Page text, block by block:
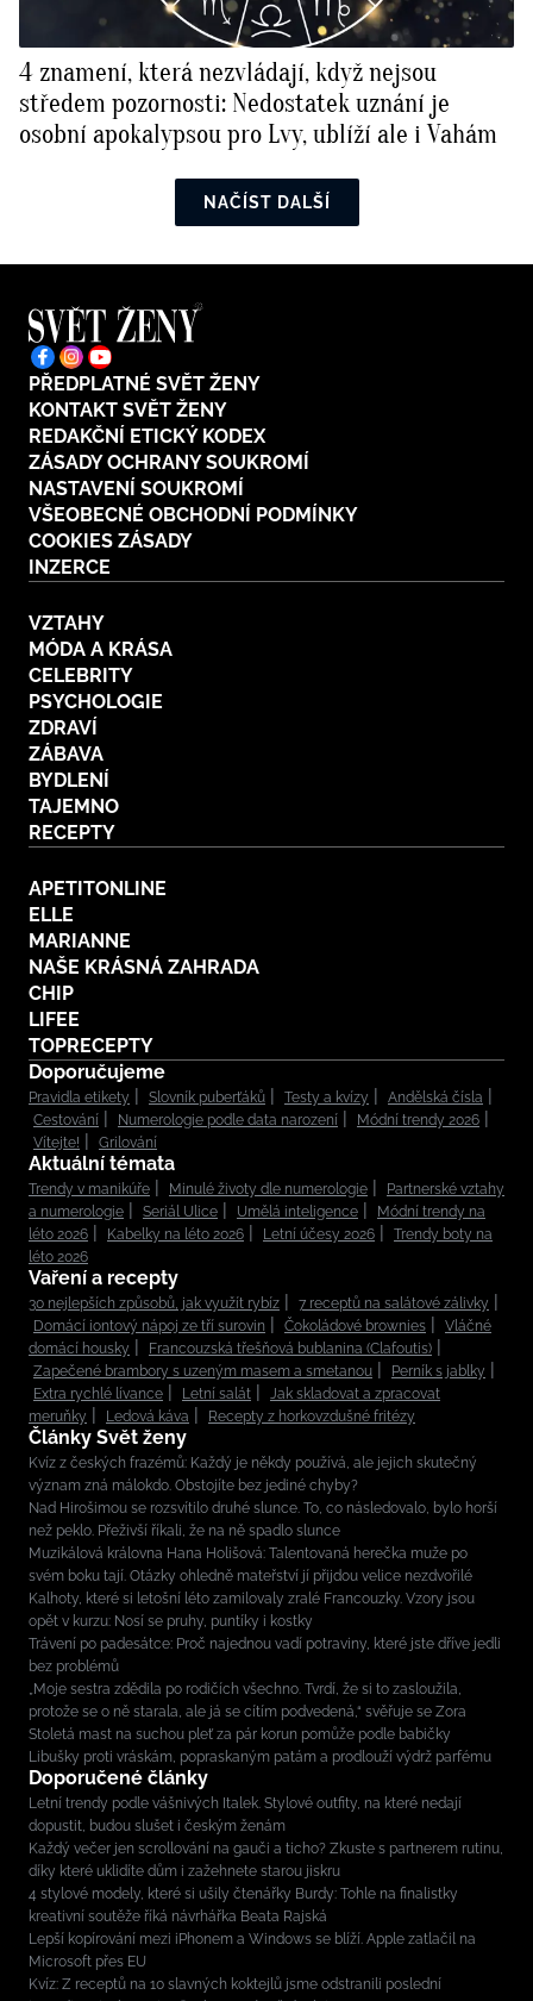
4 znamení, která nezvládají, když nejsou
středem pozornosti: Nedostatek uznání je
osobní apokalypsou pro Lvy, ublíží ale i Vahám
NAČÍST DALŠÍ
PŘEDPLATNÉ SVĚT ŽENY
KONTAKT SVĚT ŽENY
REDAKČNÍ ETICKÝ KODEX
ZÁSADY OCHRANY SOUKROMÍ
NASTAVENÍ SOUKROMÍ
VŠEOBECNÉ OBCHODNÍ PODMÍNKY
COOKIES ZÁSADY
INZERCE
VZTAHY
MÓDA A KRÁSA
CELEBRITY
PSYCHOLOGIE
ZDRAVÍ
ZÁBAVA
BYDLENÍ
TAJEMNO
RECEPTY
APETITONLINE
ELLE
MARIANNE
NAŠE KRÁSNÁ ZAHRADA
CHIP
LIFEE
TOPRECEPTY
Doporučujeme
Pravidla etikety Slovník puberťáků Testy a kvízy
Andělská čísla
Cestování
Numerologie podle data narození
Módní trendy 2026
Vítejte!
Grilování
Aktuální témata
Trendy v manikúře Minulé životy dle numerologie
Partnerské vztahy
a numerologie
Seriál Ulice Umělá inteligence
Módní trendy na
léto 2026
Kabelky na léto 2026 Letní účesy 2026
Trendy boty na
léto 2026
Vaření a recepty
30 nejlepších způsobů, jak využít rybíz
7 receptů na salátové zálivky
Domácí iontový nápoj ze tří surovin
Čokoládové brownies
Vláčné
domácí housky
Francouzská třešňová bublanina (Clafoutis)
Zapečené brambory s uzeným masem a smetanou
Perník s jablky
Extra rychlé lívance
Letní salát
Jak skladovat a zpracovat
meruňky
Ledová káva Recepty z horkovzdušné fritézy
Články Svět ženy
Kvíz z českých frazémů: Každý je někdy používá, ale jejich skutečný
význam zná málokdo. Obstojíte bez jediné chyby?
Nad Hirošimou se rozsvítilo druhé slunce. To, co následovalo, bylo horší
než peklo. Přeživší říkali, že na ně spadlo slunce
Muzikálová královna Hana Holišová: Talentovaná herečka muže po
svém boku tají. Otázky ohledně mateřství jí přijdou velice nezdvořilé
Kalhoty, které si letošní léto zamilovaly zralé Francouzky. Vzory jsou
opět v kurzu: Nosí se pruhy, puntíky i kostky
Trávení po padesátce: Proč najednou vadí potraviny, které jste dříve jedli
bez problémů
„Moje sestra zdědila po rodičích všechno. Tvrdí, že si to zasloužila,
protože se o ně starala, ale já se cítím podvedená,“ svěřuje se Zora
Stoletá mast na suchou pleť za pár korun pomůže podle babičky
Libušky proti vráskám, popraskaným patám a prodlouží výdrž parfému
Doporučené články
Letní trendy podle vášnivých Italek. Stylové outfity, na které nedají
dopustit, budou slušet i českým ženám
Každý večer jen scrollování na gauči a ticho? Zkuste s partnerem rutinu,
díky které uklidíte dům i zažehnete starou jiskru
4 stylové modely, které si ušily čtenářky Burdy: Tohle na finalistky
kreativní soutěže říká návrhářka Beata Rajská
Lepší kopírování mezi iPhonem a Windows se blíží. Apple zatlačil na
Microsoft přes EU
Kvíz: Z receptů na 10 slavných koktejlů jsme odstranili poslední